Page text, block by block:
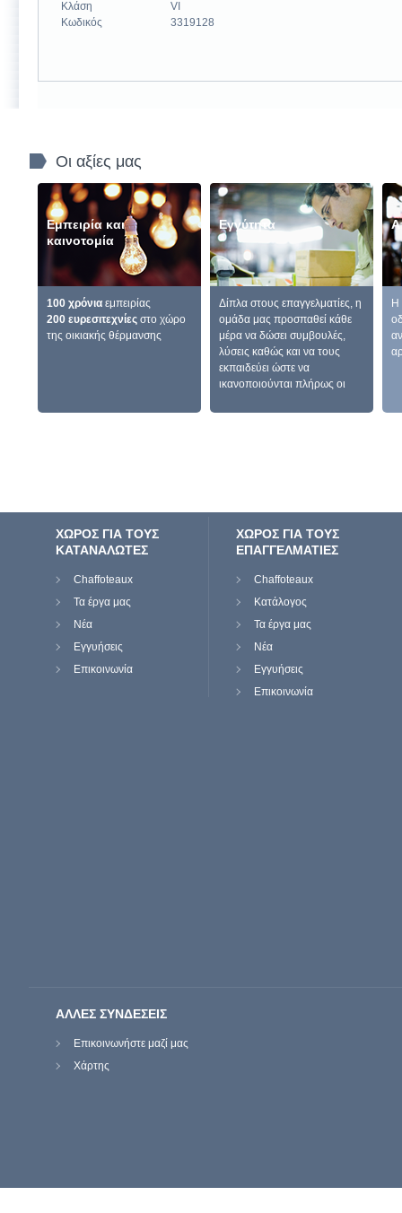
Κλάση
VI
Κωδικός
3319128
Οι αξίες μας
Εμπειρία και
καινοτομία
100 χρόνια εμπειρίας
200 ευρεσιτεχνίες στο χώρο
της οικιακής θέρμανσης
Εγγύτητα
Δίπλα στους επαγγελματίες, η
ομάδα μας προσπαθεί κάθε
μέρα να δώσει συμβουλές,
λύσεις καθώς και να τους
εκπαιδεύει ώστε να
ικανοποιούνται πλήρως οι
Η
ΧΩΡΟΣ ΓΙΑ ΤΟΥΣ
ΚΑΤΑΝΑΛΩΤΕΣ
Chaffoteaux
Τα έργα μας
Νέα
Εγγυήσεις
Επικοινωνία
ΧΩΡΟΣ ΓΙΑ ΤΟΥΣ
ΕΠΑΓΓΕΛΜΑΤΙΕΣ
Chaffoteaux
Κατάλογος
Τα έργα μας
Νέα
Εγγυήσεις
Επικοινωνία
ΑΛΛΕΣ ΣΥΝΔΕΣΕΙΣ
Επικοινωνήστε μαζί μας
Χάρτης